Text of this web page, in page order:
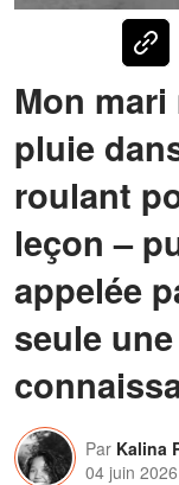
Mon
pluie
roulant
leçon –
appelée
seule
Par Kalina
04 juin 2026